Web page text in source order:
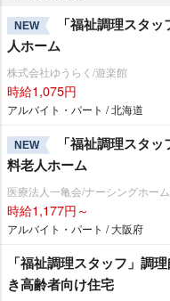
NEW
「福祉調理スタ
人ホーム
株式会社ゆうらく/遊楽館
時給1,075円
アルバイト・パート / 北海道
NEW
「福祉調理スタ
料老人ホーム
医療法人一亀会/ナーシングホー
時給1,177円～
アルバイト・パート / 大阪府
「福祉調理スタッフ」調
き高齢者向け住宅